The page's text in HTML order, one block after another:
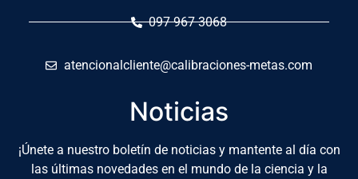
097 967 3068
atencionalcliente@calibraciones-metas.com
Noticias
¡Únete a nuestro boletín de noticias y mantente al día con
las últimas novedades en el mundo de la ciencia y la